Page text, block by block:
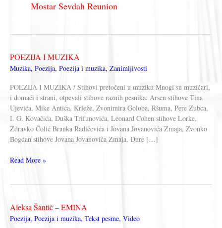
Mostar Sevdah Reunion
POEZIJA I MUZIKA
Muzika, Poezija, Poezija i muzika, Zanimljivosti
POEZIJA I MUZIKA / Stihovi pretočeni u muziku Mnogi su muzičari,
i domaći i strani, otpevali stihove raznih pesnika: Arsen stihove Tina
Ujevića, Mike Antića, Krleže, Zvonimira Goloba, Ršuma, Pere Zubca,
I. G. Kovačića, Duška Trifunovića, Leonard Cohen stihove Lorke,
Zdravko Čolić Branka Radičevića i Jovana Jovanovića Zmaja, Zvonko
Bogdan stihove Jovana Jovanovića Zmaja, Đure […]
POEZIJA
Read More »
Aleksa Šantić – EMINA
Poezija, Poezija i muzika, Tekst pesme, Video